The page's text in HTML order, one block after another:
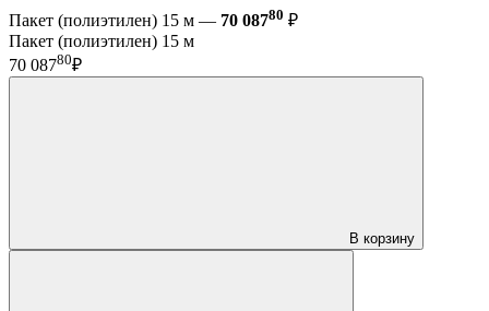
Пакет (полиэтилен) 15 м — 70 08780 ₽
Пакет (полиэтилен) 15 м
70 08780₽
В корзину